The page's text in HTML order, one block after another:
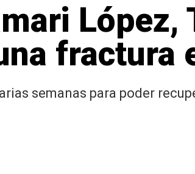
López,
fractura
semanas para poder